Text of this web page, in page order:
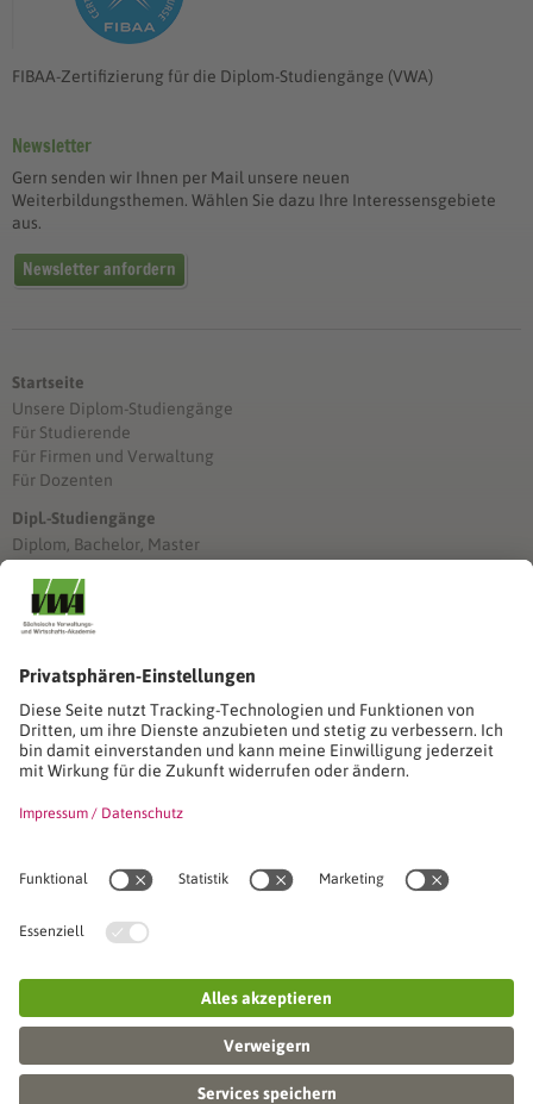
FIBAA-Zertifizierung für die Diplom-Studiengänge (VWA)
Newsletter
Gern senden wir Ihnen per Mail unsere neuen
Weiterbildungsthemen. Wählen Sie dazu Ihre Interessensgebiete
aus.
Newsletter anfordern
Startseite
Unsere Diplom-Studiengänge
Für Studierende
Für Firmen und Verwaltung
Für Dozenten
Dipl.-Studiengänge
Diplom, Bachelor, Master
Stimmen unserer Absolventinnen und Absolventen
Stimmen unserer Absolventinnen und Absolventen
Seminare
Seminardatenbank
Inhouseanfragen
Seminarreihen
VWA stellt sich vor
Unser SVWA-Team
Veranstaltungsorte und Raumanmietung